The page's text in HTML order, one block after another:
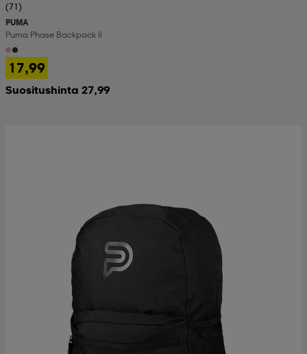
(71)
PUMA
Puma Phase Backpack Ii
17,99
Suositushinta 27,99